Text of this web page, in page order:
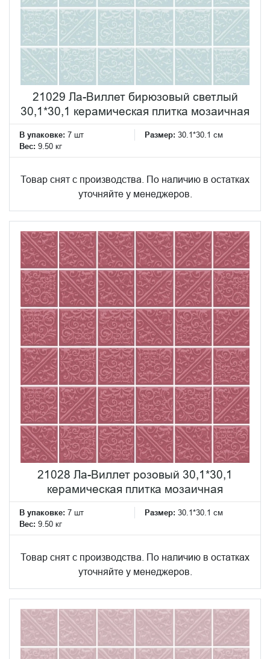
21029 Ла-Виллет бирюзовый светлый
30,1*30,1 керамическая плитка мозаичная
В упаковке: 7 шт Размер: 30.1*30.1 см
Вес: 9.50 кг
Товар снят с производства. По наличию в остатках
уточняйте у менеджеров.
21028 Ла-Виллет розовый 30,1*30,1
керамическая плитка мозаичная
В упаковке: 7 шт Размер: 30.1*30.1 см
Вес: 9.50 кг
Товар снят с производства. По наличию в остатках
уточняйте у менеджеров.